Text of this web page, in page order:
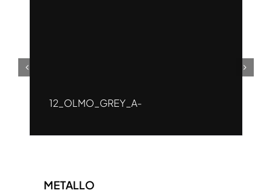
12_OLMO_GREY_A-
METALLO